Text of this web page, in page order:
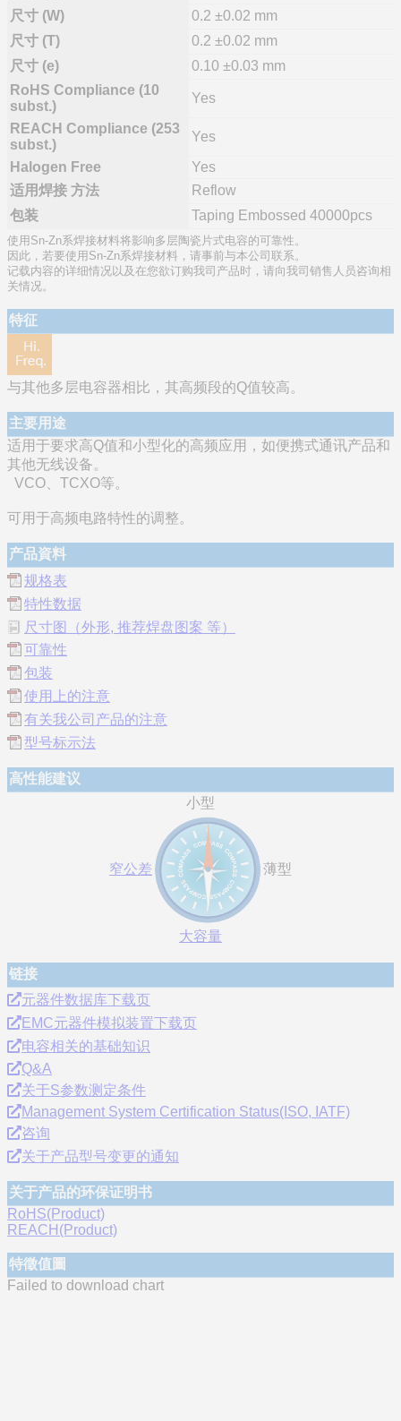
尺寸 (W)
0.2 ±0.02 mm
尺寸 (T)
0.2 ±0.02 mm
尺寸 (e)
0.10 ±0.03 mm
RoHS Compliance (10
subst.)
Yes
REACH Compliance (253
subst.)
Yes
Halogen Free
Yes
适用焊接 方法
Reflow
包装
Taping Embossed 40000pcs
使用Sn-Zn系焊接材料将影响多层陶瓷片式电容的可靠性。
因此，若要使用Sn-Zn系焊接材料，请事前与本公司联系。
记载内容的详细情况以及在您欲订购我司产品时，请向我司销售人员咨询相
关情况。
特征
与其他多层电容器相比，其高频段的Q值较高。
主要用途
适用于要求高Q值和小型化的高频应用，如便携式通讯产品和
其他无线设备。
VCO、TCXO等。
可用于高频电路特性的调整。
产品資料
规格表
特性数据
尺寸图（外形, 推荐焊盘图案 等）
可靠性
包装
使用上的注意
有关我公司产品的注意
型号标示法
高性能建议
小型
窄公差 薄型
大容量
链接
元器件数据库下载页
EMC元器件模拟装置下载页
电容相关的基础知识
Q&A
关于S参数测定条件
Management System Certification Status(ISO, IATF)
咨询
关于产品型号变更的通知
关于产品的环保证明书
RoHS(Product)
REACH(Product)
特徵值圖
Failed to download chart